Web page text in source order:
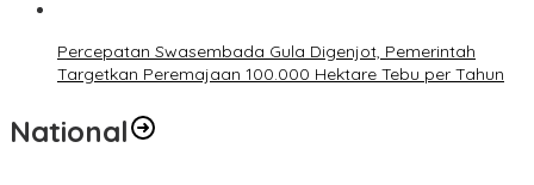
Percepatan Swasembada Gula Digenjot, Pemerintah
Targetkan Peremajaan 100.000 Hektare Tebu per Tahun
National